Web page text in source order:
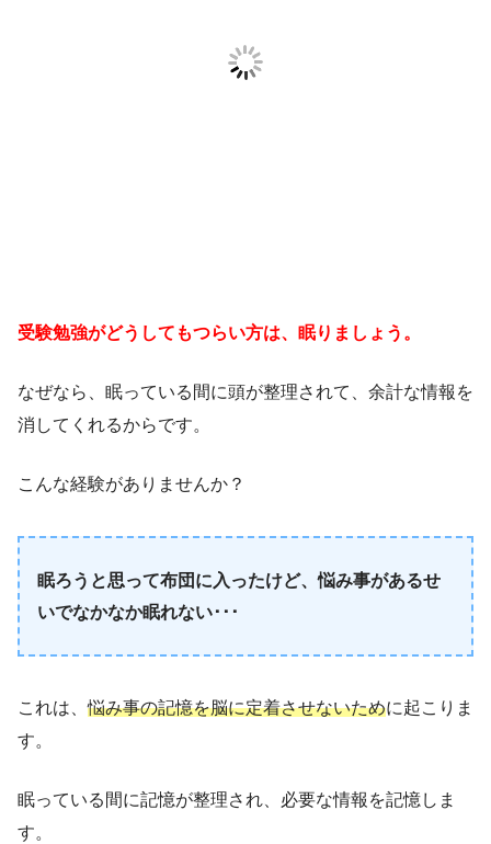
受験勉強がどうしてもつらい方は、眠りましょう。
なぜなら、眠っている間に頭が整理されて、余計な情報を
消してくれるからです。
こんな経験がありませんか？
眠ろうと思って布団に入ったけど、悩み事があるせ
いでなかなか眠れない･･･
これは、悩み事の記憶を脳に定着させないために起こりま
す。
眠っている間に記憶が整理され、必要な情報を記憶しま
す。